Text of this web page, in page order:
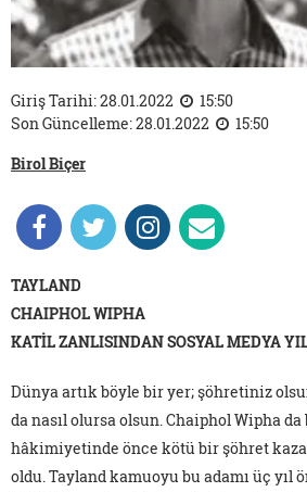
Giriş Tarihi: 28.01.2022
15:50
Son Güncelleme: 28.01.2022
15:50
Birol Biçer
TAYLAND
CHAIPHOL WIPHA
KATİL ZANLISINDAN SOSYAL MEDYA
Dünya artık böyle bir yer; şöhretiniz
da nasıl olursa olsun. Chaiphol Wipha da
hâkimiyetinde önce kötü bir şöhret
oldu. Tayland kamuoyu bu adamı üç yıl